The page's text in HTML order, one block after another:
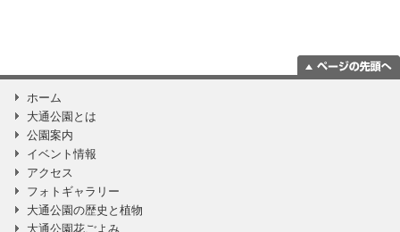
ホーム
大通公園とは
公園案内
イベント情報
アクセス
フォトギャラリー
大通公園の歴史と植物
大通公園花ごよみ